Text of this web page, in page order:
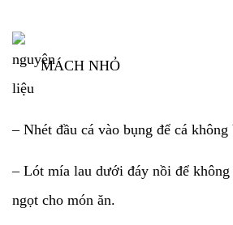
MÁCH NHỎ
– Nhét đầu cá vào bụng để cá
– Lót mía lau dưới đáy nồi để
ngọt cho món ăn.